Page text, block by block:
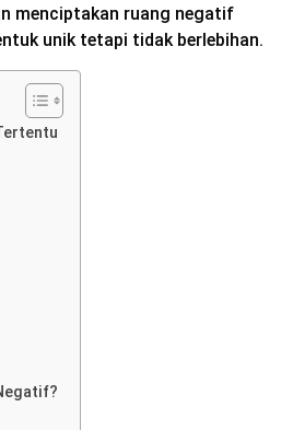
menciptakan ruang negatif
unik tetapi tidak berlebihan.